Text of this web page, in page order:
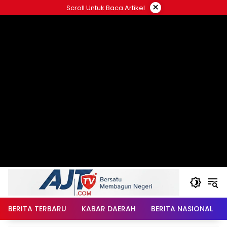
ke
Scroll Untuk Baca Artikel ×
BERITA TERBARU KABAR DAERAH BERITA NASIONAL